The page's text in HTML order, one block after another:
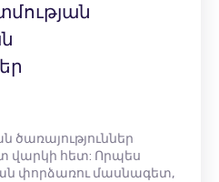
ծառայություններ
վարկի հետ: Որպես
փորձառու մասնագետ,